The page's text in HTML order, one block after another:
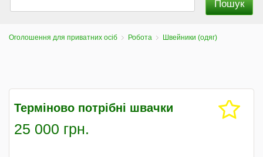
Оголошення для приватних осіб Робота Швейники (одяг)
Терміново потрібні швачки
25 000 грн.